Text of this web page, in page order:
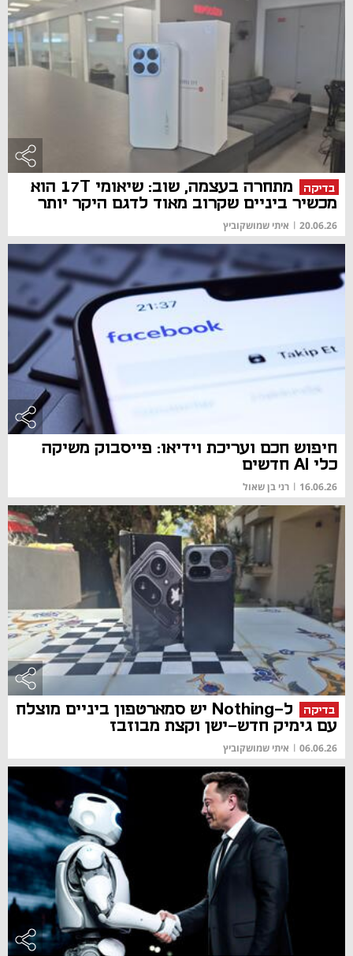
בדיקה
מתחרה בעצמה, שוב: שיאומי 17T הוא
מכשיר ביניים שקרוב מאוד לדגם היקר יותר
20.06.26
| איתי שמושקוביץ
חיפוש חכם ועריכת וידיאו: פייסבוק משיקה
כלי AI חדשים
16.06.26
| רני בן שאול
בדיקה
ל-Nothing יש סמארטפון ביניים מוצלח
עם גימיק חדש-ישן וקצת מבוזבז
06.06.26
| איתי שמושקוביץ